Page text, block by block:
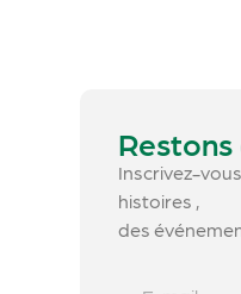
Inscrivez-
histoires ,
des